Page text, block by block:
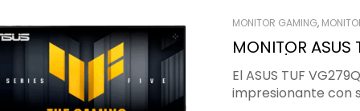
MONITOR GAMING,
MONITOR
El ASUS TUF
impresionante con